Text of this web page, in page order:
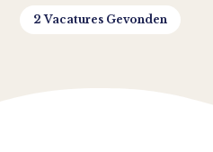
2 Vacatures Gevonden